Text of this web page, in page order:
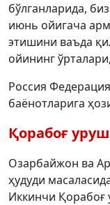
бўлганларида,
июнь ойигача
этишини ваъда
ойининг
Россия
баёнотларига
Қорабоғ
Озарбайжон ва
ҳудуди
Иккинчи Қорабоғ